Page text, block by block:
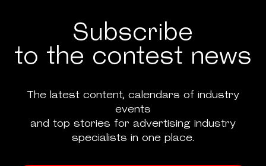
Subscribe
to the contest news
The latest content, calendars of industry
events
and top stories for advertising industry
specialists in one place.